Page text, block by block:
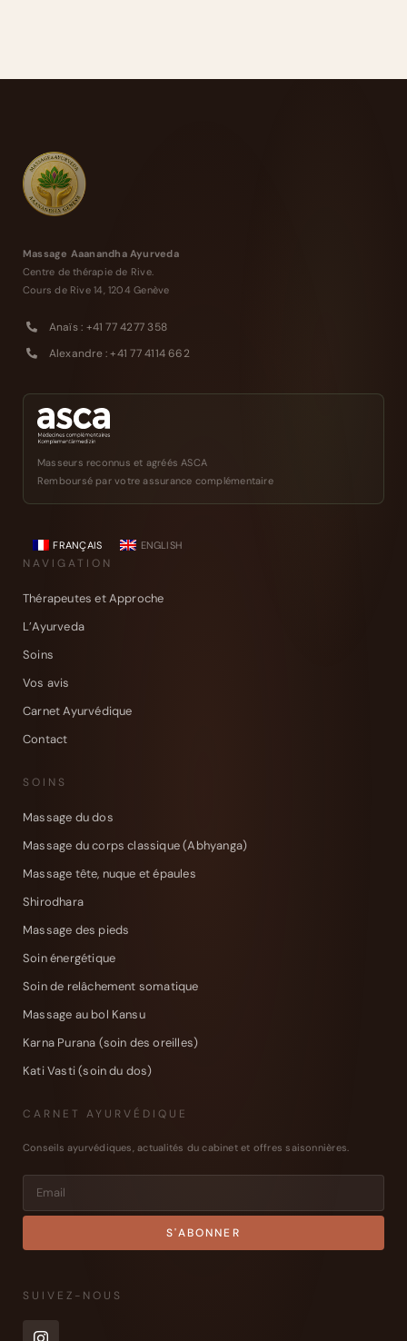
Massage Aaanandha Ayurveda
Centre de thérapie de Rive.
Cours de Rive 14, 1204 Genève
Anaïs : +41 77 4277 358
Alexandre : +41 77 4114 662
Masseurs reconnus et agréés ASCA
Remboursé par votre assurance complémentaire
FRANÇAIS ENGLISH
NAVIGATION
Thérapeutes et Approche
L’Ayurveda
Soins
Vos avis
Carnet Ayurvédique
Contact
SOINS
Massage du dos
Massage du corps classique (Abhyanga)
Massage tête, nuque et épaules
Shirodhara
Massage des pieds
Soin énergétique
Soin de relâchement somatique
Massage au bol Kansu
Karna Purana (soin des oreilles)
Kati Vasti (soin du dos)
CARNET AYURVÉDIQUE
Conseils ayurvédiques, actualités du cabinet et offres saisonnières.
SUIVEZ-NOUS